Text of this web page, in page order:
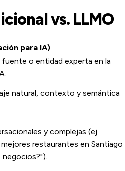
vs. LLMO
para IA)
o entidad experta en la
natural, contexto y semántica
y complejas (ej.
restaurantes en Santiago
negocios?").